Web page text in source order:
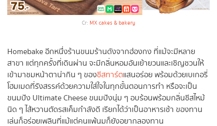
Cr: MX cakes & bakery
Homebake อีกหนึ่งร้านขนมร้านดังจากฮ่องกง ที่แม้จะมีหลาย
สาขา แต่ทุกครั้งที่เดินผ่าน จะมีกลิ่นหอมอันเย้ายวนและเชิญชวนให้
เข้ามาชมหน้าตาน่ากิน ๆ ของชีสทาร์ตแสนอร่อย พร้อมด้วยเบเกอรี่
โฮมเมดที่รังสรรค์ด้วยความใส่ใจในทุกขั้นตอนการทำ หรือจะเป็น
ขนมปัง Ultimate Cheese ขนมปังนุ่ม ๆ อบร้อนพร้อมกลิ่นชีสไหม้
นิด ๆ ไส้หวานตัดรสเค็มกำลังดี เรียกได้ว่าเป็นอาหารเช้า ของทาน
เล่นก็อร่อยเพลินที่แม้แต่คนแพ้นมก็ยังอยากลองทาน